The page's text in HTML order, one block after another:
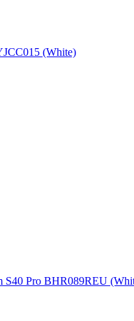
(White)
S40 Pro BHR089REU